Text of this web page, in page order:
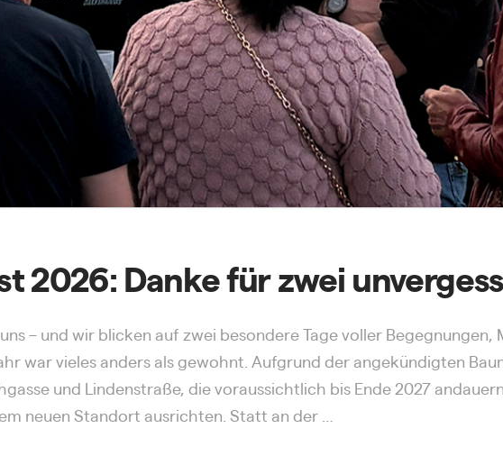
2026: Danke für zwei
– und wir blicken auf zwei besondere Tage voller Begegnungen,
war vieles anders als gewohnt. Aufgrund der angekündigten
und Lindenstraße, die voraussichtlich bis Ende 2027
neuen Standort ausrichten. Statt an der …